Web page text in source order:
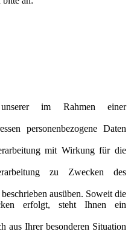
im Rahmen einer
personenbezogene Daten
mit Wirkung für die
zu Zwecken des
ausüben. Soweit die
erfolgt, steht Ihnen ein
aus Ihrer besonderen Situation